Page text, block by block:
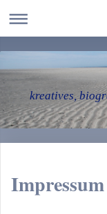
kreatives,
Impressum